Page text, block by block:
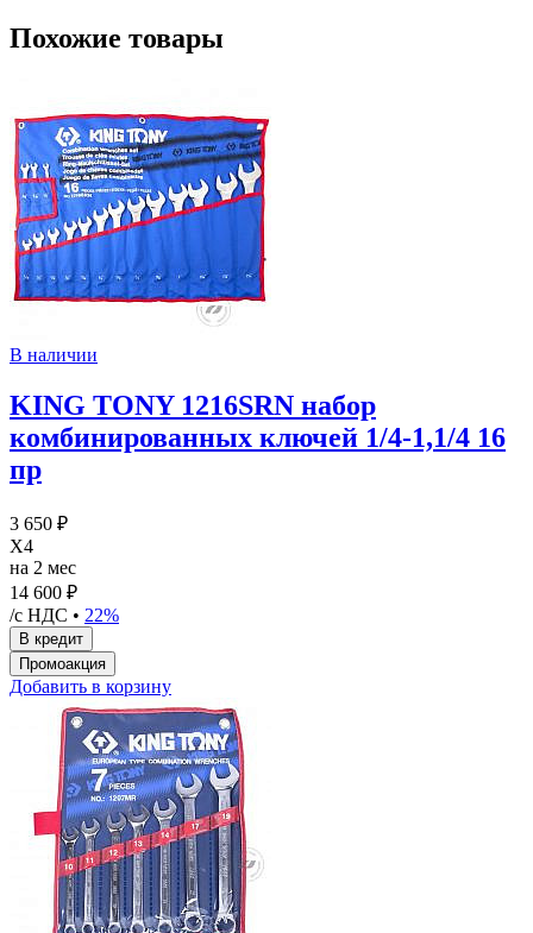
Похожие товары
В наличии
KING TONY 1216SRN набор
комбинированных ключей 1/4-1,1/4 16
пр
3 650 ₽
X4
на 2 мес
14 600 ₽
/с НДС • 22%
Добавить в корзину